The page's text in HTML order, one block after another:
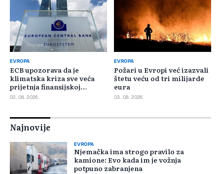
EVROPA
ECB upozorava da je
klimatska kriza sve veća
prijetnja finansijskoj
stabilnosti
02. 08. 2026.
EVROPA
Požari u Evropi već izazvali
štetu veću od tri milijarde
eura
03. 08. 2026.
Najnovije
EVROPA
Njemačka ima strogo pravilo za
kamione: Evo kada im je vožnja
potpuno zabranjena